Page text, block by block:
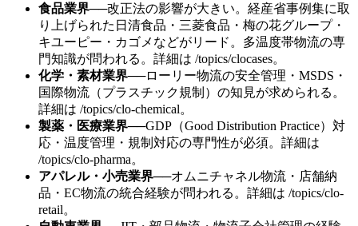
食品業界──改正法の影響が大きい。経産省事例集に取
り上げられた日清食品・三菱食品・梅の花グループ・
キユーピー・カゴメなどがリード。多温度帯物流の専
門知識が問われる。詳細は /topics/clocases。
化学・素材業界──ローリー物流の安全管理・MSDS・
国際物流（プラスチック規制）の知見が求められる。
詳細は /topics/clo-chemical。
製薬・医療業界──GDP（Good Distribution Practice）対
応・温度管理・規制対応の専門性が必須。詳細は
/topics/clo-pharma。
アパレル・小売業界──オムニチャネル物流・店舗納
品・EC物流の統合経験が問われる。詳細は /topics/clo-
retail。